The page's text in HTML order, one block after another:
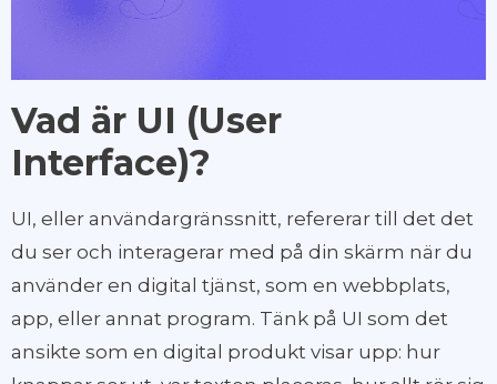
Vad är UI (User
Interface)?
UI, eller användargränssnitt, refererar till det det
du ser och interagerar med på din skärm när du
använder en digital tjänst, som en webbplats,
app, eller annat program. Tänk på UI som det
ansikte som en digital produkt visar upp: hur